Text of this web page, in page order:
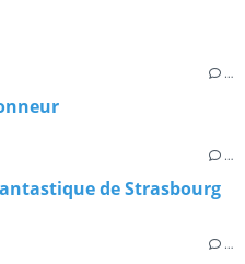
…
…
de Strasbourg
…